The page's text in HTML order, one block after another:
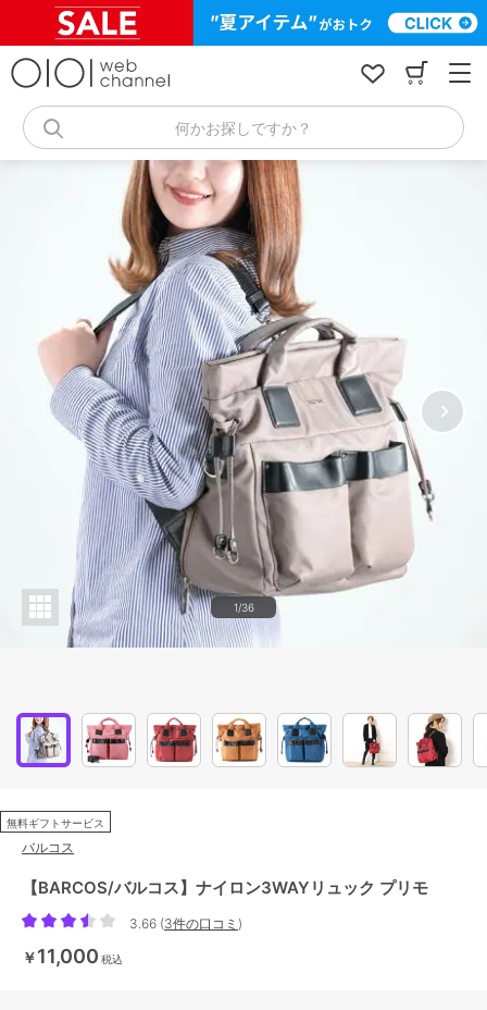
キ
何かお探しですか？
1/36
無料ギフトサービス
バルコス
【BARCOS/バルコス】ナイロン3WAYリュック プリモ
3.66 (3件の口コミ )
￥11,000 税込